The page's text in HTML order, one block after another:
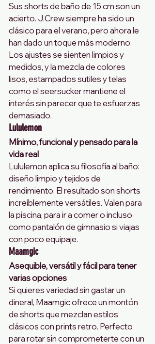
Sus shorts de baño de 15 cm son un
acierto. J.Crew siempre ha sido un
clásico para el verano, pero ahora le
han dado un toque más moderno.
Los ajustes se sienten limpios y
medidos, y la mezcla de colores
lisos, estampados sutiles y telas
como el seersucker mantiene el
interés sin parecer que te esfuerzas
demasiado.
Lululemon
Mínimo, funcional y pensado para la
vida real
Lululemon aplica su filosofía al baño:
diseño limpio y tejidos de
rendimiento. El resultado son shorts
increíblemente versátiles. Valen para
la piscina, para ir a comer o incluso
como pantalón de gimnasio si viajas
con poco equipaje.
Maamgic
Asequible, versátil y fácil para tener
varias opciones
Si quieres variedad sin gastar un
dineral, Maamgic ofrece un montón
de shorts que mezclan estilos
clásicos con prints retro. Perfecto
para rotar sin comprometerte con un